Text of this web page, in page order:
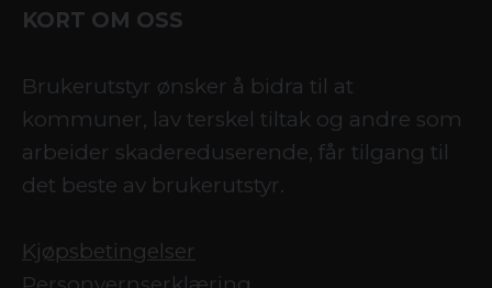
KORT OM OSS
Brukerutstyr ønsker å bidra til at
kommuner, lav terskel tiltak og andre som
arbeider skadereduserende, får tilgang til
det beste av brukerutstyr.
Kjøpsbetingelser